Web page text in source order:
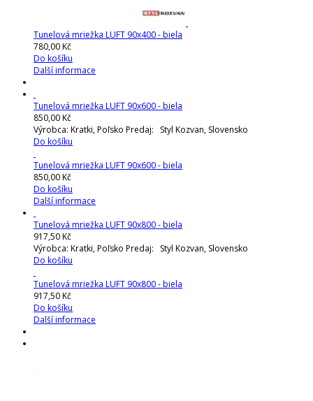
Tunelová mriežka LUFT 90x400 - biela
780,00 Kč
Do košíku
Další informace
Tunelová mriežka LUFT 90x600 - biela
850,00 Kč
Výrobca: Kratki, Poľsko Predaj: Styl Kozvan, Slovensko
Do košíku
Tunelová mriežka LUFT 90x600 - biela
850,00 Kč
Do košíku
Další informace
Tunelová mriežka LUFT 90x800 - biela
917,50 Kč
Výrobca: Kratki, Poľsko Predaj: Styl Kozvan, Slovensko
Do košíku
Tunelová mriežka LUFT 90x800 - biela
917,50 Kč
Do košíku
Další informace